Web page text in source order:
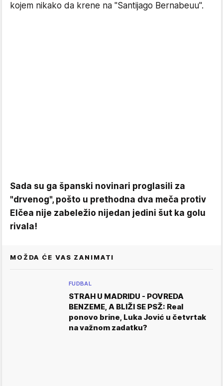
kojem nikako da krene na "Santijago Bernabeuu".
Sada su ga španski novinari proglasili za
"drvenog", pošto u prethodna dva meča protiv
Elčea nije zabeležio nijedan jedini šut ka golu
rivala!
MOŽDA ĆE VAS ZANIMATI
FUDBAL
STRAH U MADRIDU - POVREDA
BENZEME, A BLIŽI SE PSŽ: Real
ponovo brine, Luka Jović u četvrtak
na važnom zadatku?